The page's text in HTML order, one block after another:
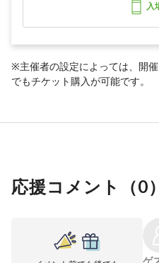
入
※主催者の設定によっては、開
でもチケット購入が可能です。
応援コメント（0）
ゲ